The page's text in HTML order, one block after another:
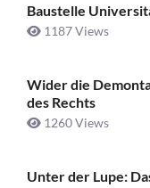
Baustelle
1187 Views
Wider die
des Rechts
1260 Views
Unter der Lupe: